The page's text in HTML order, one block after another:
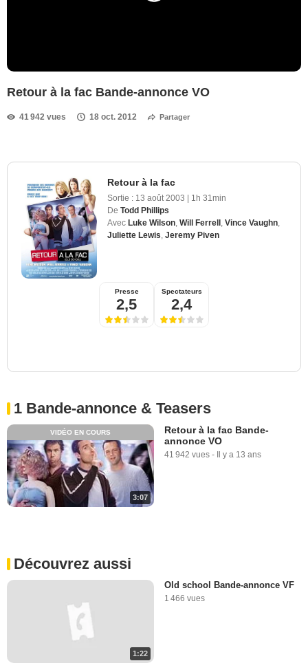
Retour à la fac Bande-annonce VO
41 942 vues 18 oct. 2012 Partager
Retour à la fac
Sortie : 13 août 2003 | 1h 31min
De Todd Phillips
Avec Luke Wilson Will Ferrell Vince Vaughn
Juliette Lewis Jeremy Piven
Presse
2,5
Spectateurs
2,4
1 Bande-annonce & Teasers
3:07
VIDÉO EN COURS
Retour à la fac Bande-
annonce VO
41 942 vues - Il y a 13 ans
Découvrez aussi
1:22
Old school Bande-annonce VF
1 466 vues